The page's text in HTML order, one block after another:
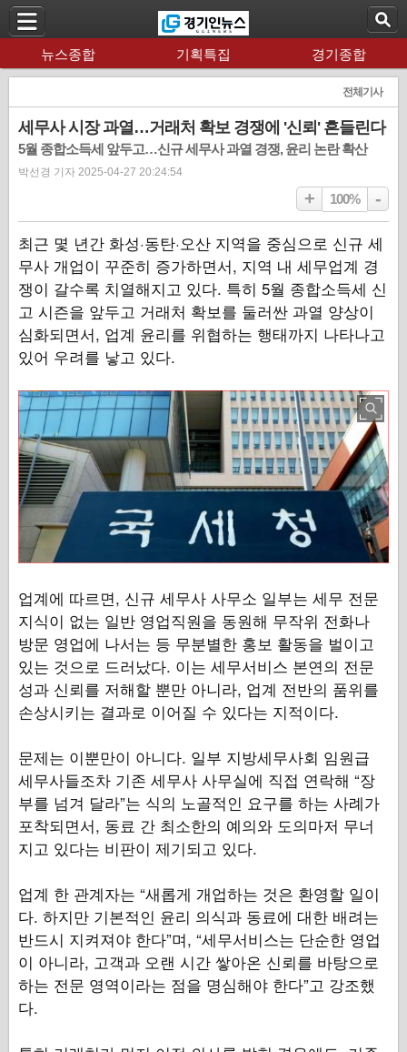
전체기사
세무사 시장 과열…거래처 확보 경쟁에 '신뢰' 흔들린다
5월 종합소득세 앞두고…신규 세무사 과열 경쟁, 윤리 논란 확산
박선경 기자 2025-04-27 20:24:54
+ 100% -
최근 몇 년간 화성·동탄·오산 지역을 중심으로 신규 세
무사 개업이 꾸준히 증가하면서, 지역 내 세무업계 경
쟁이 갈수록 치열해지고 있다. 특히 5월 종합소득세 신
고 시즌을 앞두고 거래처 확보를 둘러싼 과열 양상이
심화되면서, 업계 윤리를 위협하는 행태까지 나타나고
있어 우려를 낳고 있다.
업계에 따르면, 신규 세무사 사무소 일부는 세무 전문
지식이 없는 일반 영업직원을 동원해 무작위 전화나
방문 영업에 나서는 등 무분별한 홍보 활동을 벌이고
있는 것으로 드러났다. 이는 세무서비스 본연의 전문
성과 신뢰를 저해할 뿐만 아니라, 업계 전반의 품위를
손상시키는 결과로 이어질 수 있다는 지적이다.
문제는 이뿐만이 아니다. 일부 지방세무사회 임원급
세무사들조차 기존 세무사 사무실에 직접 연락해 “장
부를 넘겨 달라”는 식의 노골적인 요구를 하는 사례가
포착되면서, 동료 간 최소한의 예의와 도의마저 무너
지고 있다는 비판이 제기되고 있다.
업계 한 관계자는 “새롭게 개업하는 것은 환영할 일이
다. 하지만 기본적인 윤리 의식과 동료에 대한 배려는
반드시 지켜져야 한다”며, “세무서비스는 단순한 영업
이 아니라, 고객과 오랜 시간 쌓아온 신뢰를 바탕으로
하는 전문 영역이라는 점을 명심해야 한다”고 강조했
다.
뉴스종합 기획특집 경기종합